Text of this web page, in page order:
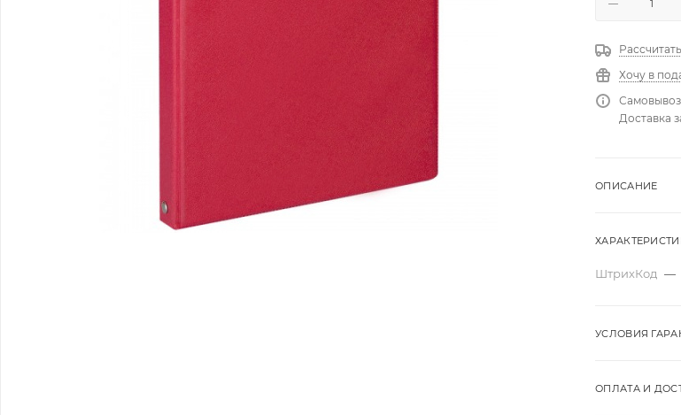
Хочу в
Доставка
ОПИСАНИЕ
ШтрихКод —
УСЛОВИЯ
ОПЛАТА И